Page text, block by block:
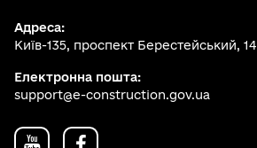
Адреса:
Київ-135, проспект Берестейський, 14
Електронна пошта:
support@e-construction.gov.ua